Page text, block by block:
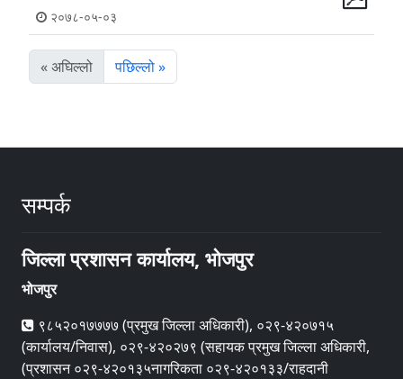
२०७८-०५-०३
« अघिल्लो पछिल्लो »
सम्पर्क
जिल्ला प्रशासन कार्यालय, भोजपुर
भोजपुर
९८५२०१७७७७ (प्रमुख जिल्ला अधिकारी), ०२९-४२०७१५
(कार्यालय/निवास), ०२९-४२०२७९ (सहायक प्रमुख जिल्ला अधिकारी,
(प्रशासन ०२९-४२०१३५नागरिकता ०२९-४२०१३३/राहदानी